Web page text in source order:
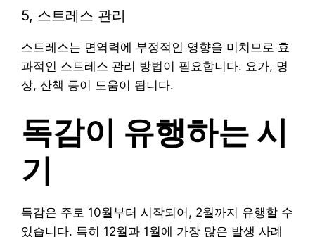
5, 스트레스 관리
스트레스는 면역력에 부정적인 영향을 미치므로 효
과적인 스트레스 관리 방법이 필요합니다. 요가, 명
상, 산책 등이 도움이 됩니다.
독감이 유행하는 시
기
독감은 주로 10월부터 시작되어, 2월까지 유행할 수
있습니다. 특히 12월과 1월에 가장 많은 발생 사례